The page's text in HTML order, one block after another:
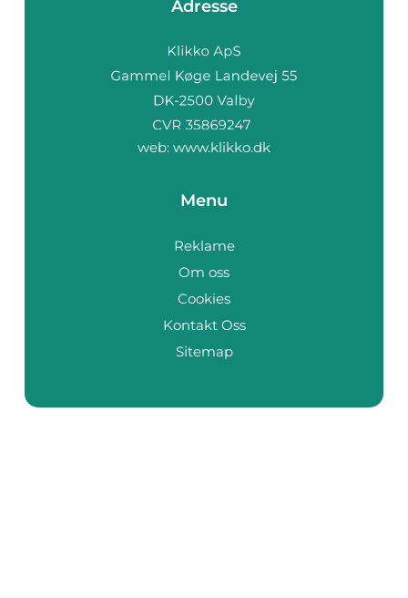
Adresse
web: www.klikko.dk
Menu
Reklame
Om oss
Cookies
Kontakt Oss
Sitemap